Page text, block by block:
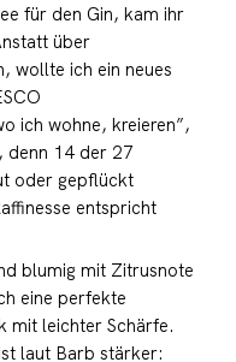
für den Gin, kam ihr
über
wollte ich ein neues
ich wohne, kreieren”,
denn 14 der 27
oder gepflückt
entspricht
blumig mit Zitrusnote
eine perfekte
mit leichter Schärfe.
laut Barb stärker: